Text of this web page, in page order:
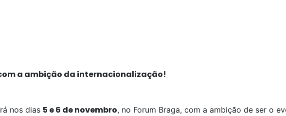
a ambição da internacionalização!
nos dias 5 e 6 de novembro, no Forum Braga, com a ambição de ser o